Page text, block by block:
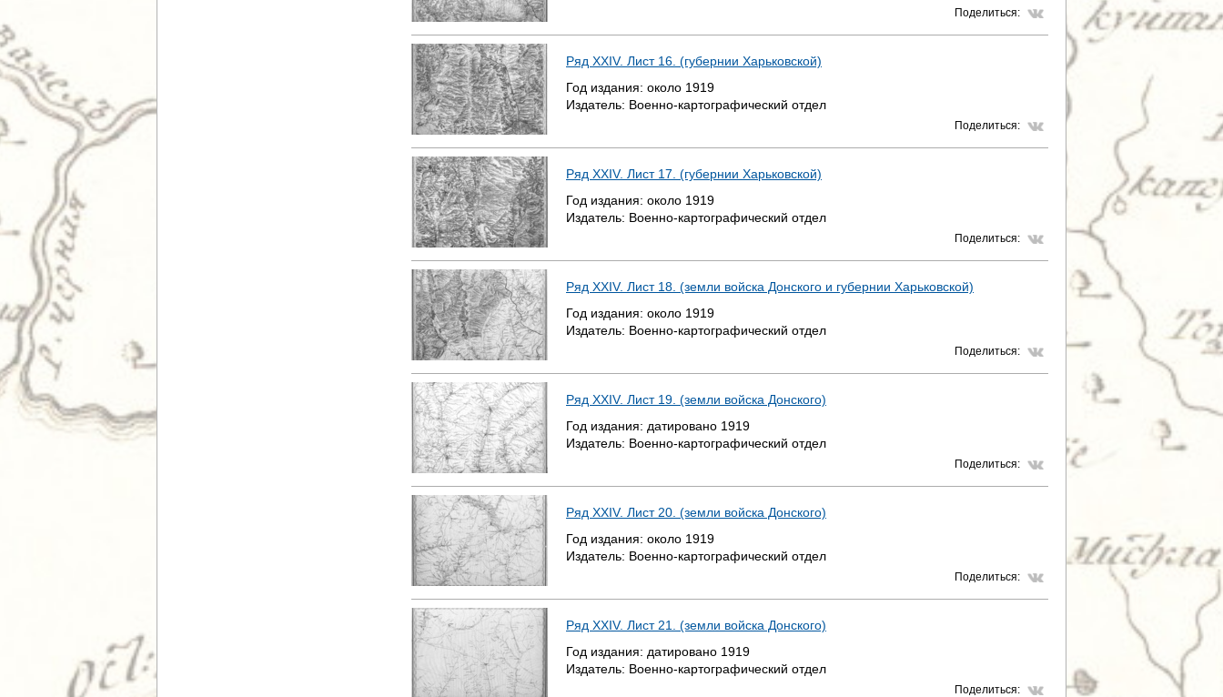
Поделиться:
Ряд XXIV. Лист 16. (губернии Харьковской)
Год издания: около 1919
Издатель: Военно-картографический отдел
Поделиться:
Ряд XXIV. Лист 17. (губернии Харьковской)
Год издания: около 1919
Издатель: Военно-картографический отдел
Поделиться:
Ряд XXIV. Лист 18. (земли войска Донского и губернии Харьковской)
Год издания: около 1919
Издатель: Военно-картографический отдел
Поделиться:
Ряд XXIV. Лист 19. (земли войска Донского)
Год издания: датировано 1919
Издатель: Военно-картографический отдел
Поделиться:
Ряд XXIV. Лист 20. (земли войска Донского)
Год издания: около 1919
Издатель: Военно-картографический отдел
Поделиться:
Ряд XXIV. Лист 21. (земли войска Донского)
Год издания: датировано 1919
Издатель: Военно-картографический отдел
Поделиться: